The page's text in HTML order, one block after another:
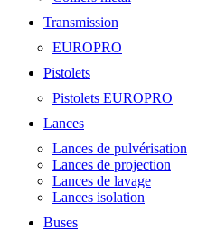
Transmission
EUROPRO
Pistolets
Pistolets EUROPRO
Lances
Lances de pulvérisation
Lances de projection
Lances de lavage
Lances isolation
Buses